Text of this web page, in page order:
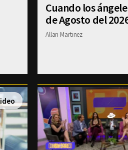
Cuando los
de Agosto del
Allan Martinez